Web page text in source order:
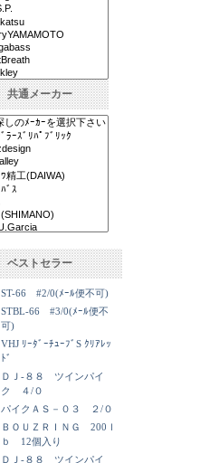
共通メーカー
ベストセラー
ST-66 #2/0(ﾒｰﾙ便不可)
STBL-66 #3/0(ﾒｰﾙ便不
可)
VHJ ﾘｰﾀﾞｰﾁｭｰﾌﾞS ｸﾘｱﾚｯ
ﾄﾞ
ＤＪ-８８ ツインパイ
ク ４/０
パイクＡＳ－０３ ２/０
ＢＯＵＺＲＩＮＧ 200ｌ
ｂ 12個入り
ＤＪ-８８ ツインパイ